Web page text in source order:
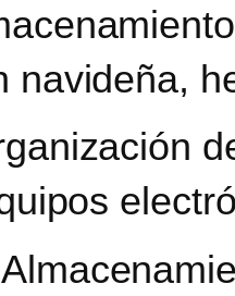
navideña,